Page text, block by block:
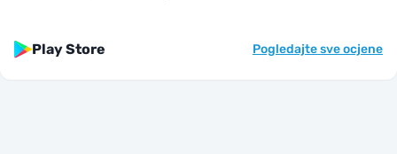
Play Store Pogledajte sve ocjene